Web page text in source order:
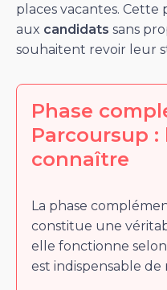
places vacantes. Cette
aux candidats sans
souhaitent revoir leur
Phase
Parcoursup :
connaître
La phase
constitue une
elle fonctionne selon
est indispensable de